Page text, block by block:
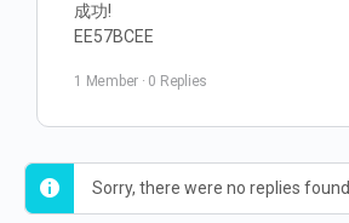
成功!
EE57BCEE
1 Member · 0 Replies
Sorry, there were no replies found.